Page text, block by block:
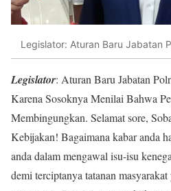
Legislator: Aturan Baru Jabatan
Legislator: Aturan Baru Jabatan
Karena Sosoknya Menilai Bahwa
Membingungkan. Selamat sore,
Kebijakan! Bagaimana kabar anda
anda dalam mengawal isu-isu
demi terciptanya tatanan